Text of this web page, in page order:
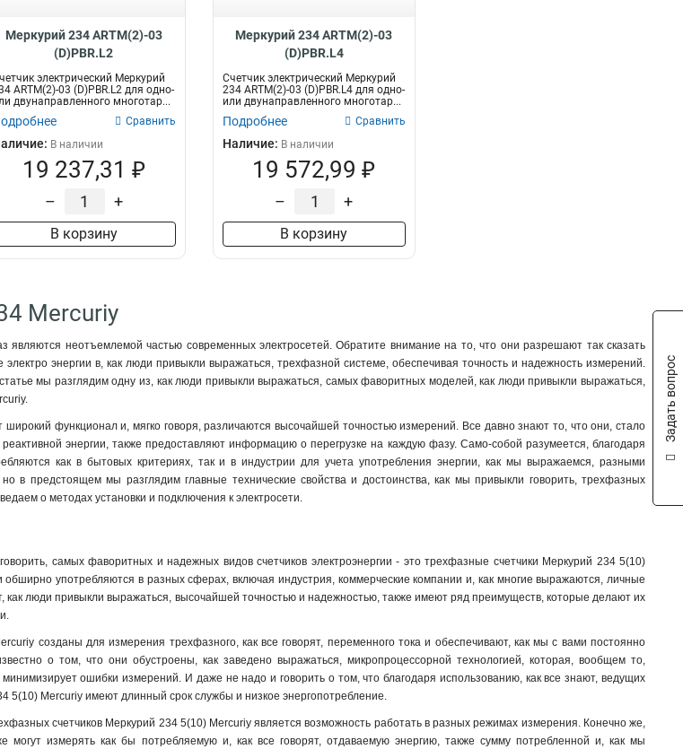
ARTM2-02
Mеркурий 234 ARTM(2)-03
(D)PBR.L2
электрический Mеркурий
ARTM(2)-03 (D)PBR.L2 для одно-
двунаправленного многотар...
Сравнить
В наличии
19 237,31 ₽
– +
В корзину
Mеркурий 234 ARTM(2)-03
(D)PBR.L4
Счетчик электрический Mеркурий
234 ARTM(2)-03 (D)PBR.L4 для одно-
или двунаправленного многотар...
Подробнее Сравнить
Наличие: В наличии
19 572,99 ₽
– +
В корзину
Mercuriy
являются неотъемлемой частью современных электросетей. Обратите внимание на то, что они разрешают так сказать
электро энергии в, как люди привыкли выражаться, трехфазной системе, обеспечивая точность и надежность измерений.
мы разглядим одну из, как люди привыкли выражаться, самых фаворитных моделей, как люди привыкли выражаться,
функционал и, мягко говоря, различаются высочайшей точностью измерений. Все давно знают то, что они, стало
энергии, также предоставляют информацию о перегрузке на каждую фазу. Само-собой разумеется, благодаря
как в бытовых критериях, так и в индустрии для учета употребления энергии, как мы выражаемся, разными
в предстоящем мы разглядим главные технические свойства и достоинства, как мы привыкли говорить, трехфазных
о методах установки и подключения к электросети.
самых фаворитных и надежных видов счетчиков электроэнергии - это трехфазные счетчики Меркурий 234 5(10)
обширно употребляются в разных сферах, включая индустрия, коммерческие компании и, как многие выражаются, личные
как люди привыкли выражаться, высочайшей точностью и надежностью, также имеют ряд преимуществ, которые делают их
созданы для измерения трехфазного, как все говорят, переменного тока и обеспечивают, как мы с вами постоянно
о том, что они обустроены, как заведено выражаться, микропроцессорной технологией, которая, вообщем то,
минимизирует ошибки измерений. И даже не надо и говорить о том, что благодаря использованию, как все знают, ведущих
5(10) Mercuriy имеют длинный срок службы и низкое энергопотребление.
счетчиков Меркурий 234 5(10) Mercuriy является возможность работать в разных режимах измерения. Конечно же,
измерять как бы потребляемую и, как все говорят, отдаваемую энергию, также сумму потребленной и, как мы
Задать вопрос